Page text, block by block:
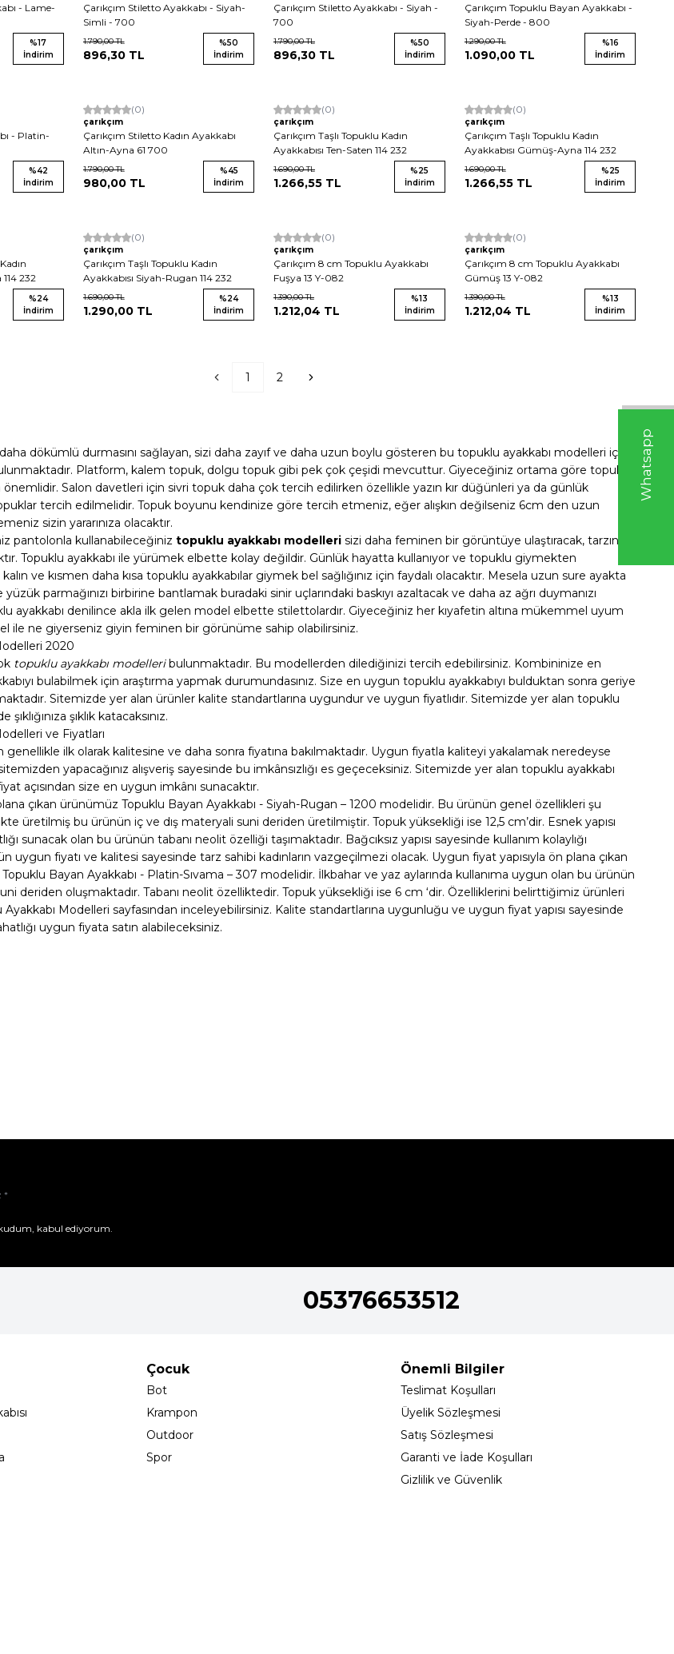
W
h
t
s
a
p
p
D
e
s
e
H
a
t
t
- Lame-
%17
İndirim
Çarıkçım Stiletto Ayakkabı - Siyah-
Simli - 700
1.790,00TL
896,30TL
%50
İndirim
Çarıkçım Stiletto Ayakkabı - Siyah -
700
1.790,00TL
896,30 TL
%50
İndirim
Çarıkçım Topuklu Bayan Ayakkabı -
Siyah-Perde - 800
1.290,00TL
1.090,00TL
%16
İndirim
- Platin-
%42
İndirim
(0)
çarıkçım
Çarıkçım Stiletto Kadın Ayakkabı
Altın-Ayna 61 700
1.790,00TL
980,00TL
%45
İndirim
(0)
çarıkçım
Çarıkçım Taşlı Topuklu Kadın
Ayakkabısı Ten-Saten 114 232
1.690,00TL
1.266,55 TL
%25
İndirim
(0)
çarıkçım
Çarıkçım Taşlı Topuklu Kadın
Ayakkabısı Gümüş-Ayna 114 232
1.690,00TL
1.266,55TL
%25
İndirim
232
%24
İndirim
(0)
çarıkçım
Çarıkçım Taşlı Topuklu Kadın
Ayakkabısı Siyah-Rugan 114 232
1.690,00TL
1.290,00TL
%24
İndirim
(0)
çarıkçım
Çarıkçım 8 cm Topuklu Ayakkabı
Fuşya 13 Y-082
1.390,00TL
1.212,04 TL
%13
İndirim
(0)
çarıkçım
Çarıkçım 8 cm Topuklu Ayakkabı
Gümüş 13 Y-082
1.390,00TL
1.212,04 TL
%13
İndirim
1 2
dökümlü durmasını sağlayan, sizi daha zayıf ve daha uzun boylu gösteren bu topuklu ayakkabı modelleri için
Platform, kalem topuk, dolgu topuk gibi pek çok çeşidi mevcuttur. Giyeceğiniz ortama göre topuk
Salon davetleri için sivri topuk daha çok tercih edilirken özellikle yazın kır düğünleri ya da günlük
tercih edilmelidir. Topuk boyunu kendinize göre tercih etmeniz, eğer alışkın değilseniz 6cm den uzun
sizin yararınıza olacaktır.
pantolonla kullanabileceğiniz topuklu ayakkabı modelleri sizi daha feminen bir görüntüye ulaştıracak, tarzınıza
Topuklu ayakkabı ile yürümek elbette kolay değildir. Günlük hayatta kullanıyor ve topuklu giymekten
ve kısmen daha kısa topuklu ayakkabılar giymek bel sağlığınız için faydalı olacaktır. Mesela uzun sure ayakta
parmağınızı birbirine bantlamak buradaki sinir uçlarındaki baskıyı azaltacak ve daha az ağrı duymanızı
ayakkabı denilince akla ilk gelen model elbette stilettolardır. Giyeceğiniz her kıyafetin altına mükemmel uyum
ile ne giyerseniz giyin feminen bir görünüme sahip olabilirsiniz.
2020
topuklu ayakkabı modelleribulunmaktadır. Bu modellerden dilediğinizi tercih edebilirsiniz. Kombininize en
bulabilmek için araştırma yapmak durumundasınız. Size en uygun topuklu ayakkabıyı bulduktan sonra geriye
Sitemizde yer alan ürünler kalite standartlarına uygundur ve uygun fiyatlıdır. Sitemizde yer alan topuklu
şıklık katacaksınız.
ve Fiyatları
ilk olarak kalitesine ve daha sonra fiyatına bakılmaktadır. Uygun fiyatla kaliteyi yakalamak neredeyse
yapacağınız alışveriş sayesinde bu imkânsızlığı es geçeceksiniz. Sitemizde yer alan topuklu ayakkabı
açısından size en uygun imkânı sunacaktır.
çıkan ürünümüz Topuklu Bayan Ayakkabı - Siyah-Rugan – 1200 modelidir. Bu ürünün genel özellikleri şu
üretilmiş bu ürünün iç ve dış materyali suni deriden üretilmiştir. Topuk yüksekliği ise 12,5 cm’dir. Esnek yapısı
sunacak olan bu ürünün tabanı neolit özelliği taşımaktadır. Bağcıksız yapısı sayesinde kullanım kolaylığı
uygun fiyatı ve kalitesi sayesinde tarz sahibi kadınların vazgeçilmezi olacak. Uygun fiyat yapısıyla ön plana çıkan
Bayan Ayakkabı - Platin-Sıvama – 307 modelidir. İlkbahar ve yaz aylarında kullanıma uygun olan bu ürünün
deriden oluşmaktadır. Tabanı neolit özelliktedir. Topuk yüksekliği ise 6 cm ‘dir. Özelliklerini belirttiğimiz ürünleri
Modelleri sayfasından inceleyebilirsiniz. Kalite standartlarına uygunluğu ve uygun fiyat yapısı sayesinde
uygun fiyata satın alabileceksiniz.
kabul ediyorum.
05376653512
Çocuk
Bot
Krampon
Outdoor
Spor
Önemli Bilgiler
Teslimat Koşulları
Üyelik Sözleşmesi
Satış Sözleşmesi
Garanti ve İade Koşulları
Gizlilik ve Güvenlik